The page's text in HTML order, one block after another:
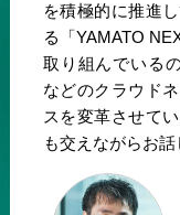
を積極的に推進
る「YAMATO
取り組んでいる
などのクラウド
スを変革させて
も交えながらお話